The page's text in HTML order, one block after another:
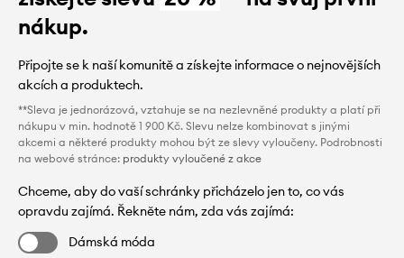
nákup.
Připojte se k naší komunitě a získejte informace o nejnovějších
akcích a produktech.
**Sleva je jednorázová, vztahuje se na nezlevněné produkty a platí při
nákupu v min. hodnotě 1 900 Kč. Slevu nelze kombinovat s jinými
akcemi a některé produkty mohou být ze slevy vyloučeny. Podrobnosti
na webové stránce: produkty vyloučené z akce
Chceme, aby do vaší schránky přicházelo jen to, co vás
opravdu zajímá. Řekněte nám, zda vás zajímá:
Dámská móda